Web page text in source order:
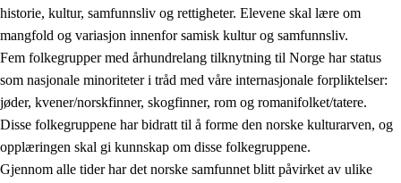
historie, kultur, samfunnsliv og rettigheter. Elevene skal lære om
mangfold og variasjon innenfor samisk kultur og samfunnsliv.
Fem folkegrupper med århundrelang tilknytning til Norge har status
som nasjonale minoriteter i tråd med våre internasjonale forpliktelser:
jøder, kvener/norskfinner, skogfinner, rom og romanifolket/tatere.
Disse folkegruppene har bidratt til å forme den norske kulturarven, og
opplæringen skal gi kunnskap om disse folkegruppene.
Gjennom alle tider har det norske samfunnet blitt påvirket av ulike